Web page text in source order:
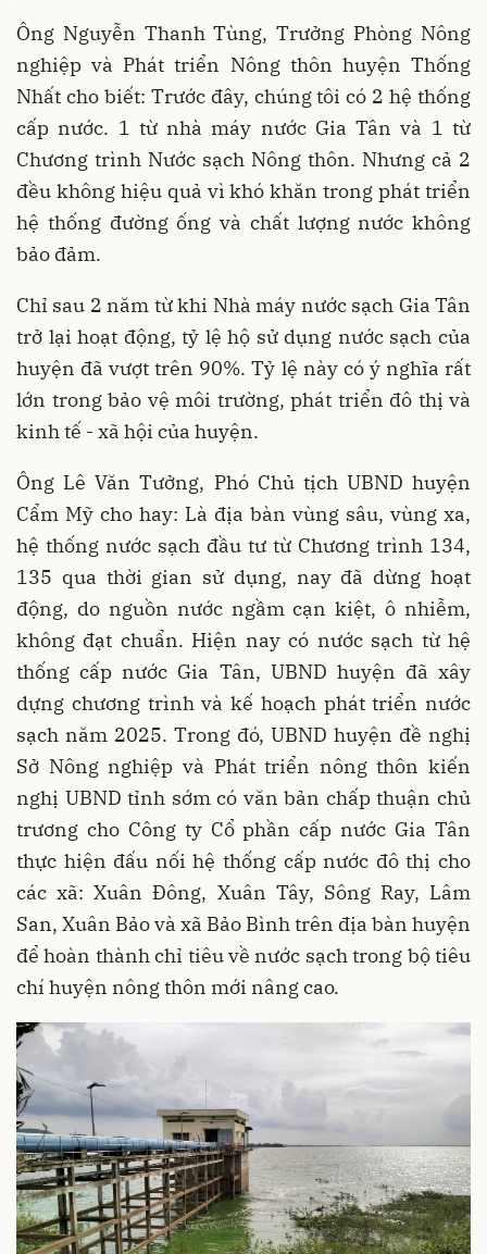
Ông Nguyễn Thanh Tùng, Trưởng Phòng Nông
nghiệp và Phát triển Nông thôn huyện Thống
Nhất cho biết: Trước đây, chúng tôi có 2 hệ thống
cấp nước. 1 từ nhà máy nước Gia Tân và 1 từ
Chương trình Nước sạch Nông thôn. Nhưng cả 2
đều không hiệu quả vì khó khăn trong phát triển
hệ thống đường ống và chất lượng nước không
bảo đảm.
Chỉ sau 2 năm từ khi Nhà máy nước sạch Gia Tân
trở lại hoạt động, tỷ lệ hộ sử dụng nước sạch của
huyện đã vượt trên 90%. Tỷ lệ này có ý nghĩa rất
lớn trong bảo vệ môi trường, phát triển đô thị và
kinh tế - xã hội của huyện.
Ông Lê Văn Tưởng, Phó Chủ tịch UBND huyện
Cẩm Mỹ cho hay: Là địa bàn vùng sâu, vùng xa,
hệ thống nước sạch đầu tư từ Chương trình 134,
135 qua thời gian sử dụng, nay đã dừng hoạt
động, do nguồn nước ngầm cạn kiệt, ô nhiễm,
không đạt chuẩn. Hiện nay có nước sạch từ hệ
thống cấp nước Gia Tân, UBND huyện đã xây
dựng chương trình và kế hoạch phát triển nước
sạch năm 2025. Trong đó, UBND huyện đề nghị
Sở Nông nghiệp và Phát triển nông thôn kiến
nghị UBND tỉnh sớm có văn bản chấp thuận chủ
trương cho Công ty Cổ phần cấp nước Gia Tân
thực hiện đấu nối hệ thống cấp nước đô thị cho
các xã: Xuân Đông, Xuân Tây, Sông Ray, Lâm
San, Xuân Bảo và xã Bảo Bình trên địa bàn huyện
để hoàn thành chỉ tiêu về nước sạch trong bộ tiêu
chí huyện nông thôn mới nâng cao.